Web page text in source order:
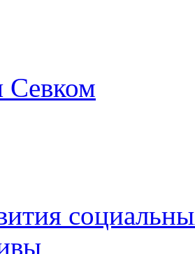
Севком